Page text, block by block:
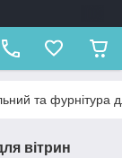
та фурнітура
вітрин